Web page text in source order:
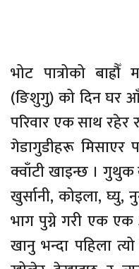
भोट पात्रोको
(ङिशुगु) को दिन घर
परिवार एक साथ रहेर
गेडागुडीहरू मिसाएर
क्वाँटी खाइन्छ । गुथुक
खुर्सानी, कोइला,
भाग पुग्ने गरी एक
खानु भन्दा पहिला